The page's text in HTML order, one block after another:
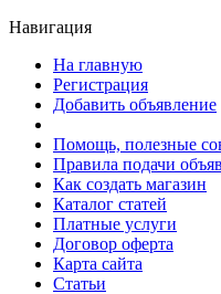
Навигация
На главную
Регистрация
Добавить объявление
Помощь, полезные
Правила подачи
Как создать магазин
Каталог статей
Платные услуги
Договор оферта
Карта сайта
Статьи